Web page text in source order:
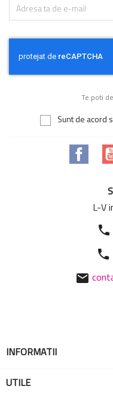
Te poti
Sunt de acord
L-V
phone
phone
mail
INFORMATII
UTILE